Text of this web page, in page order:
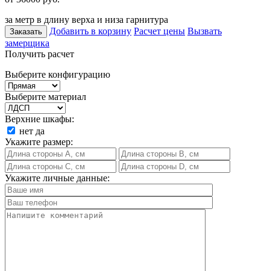
за метр в длину верха и низа гарнитура
Заказать Добавить в корзину Расчет цены Вызвать
замерщика
Получить расчет
Выберите конфигурацию
Выберите материал
Верхние шкафы:
нет да
Укажите размер:
Укажите личные данные: